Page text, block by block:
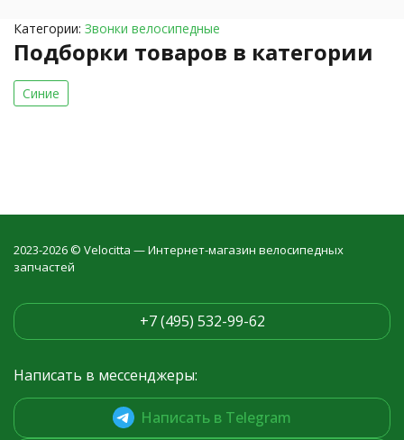
Категории: Звонки велосипедные
Подборки товаров в категории
Синие
2023-2026 © Velocitta — Интернет-магазин велосипедных
запчастей
+7 (495) 532-99-62
Написать в мессенджеры:
Написать в Telegram